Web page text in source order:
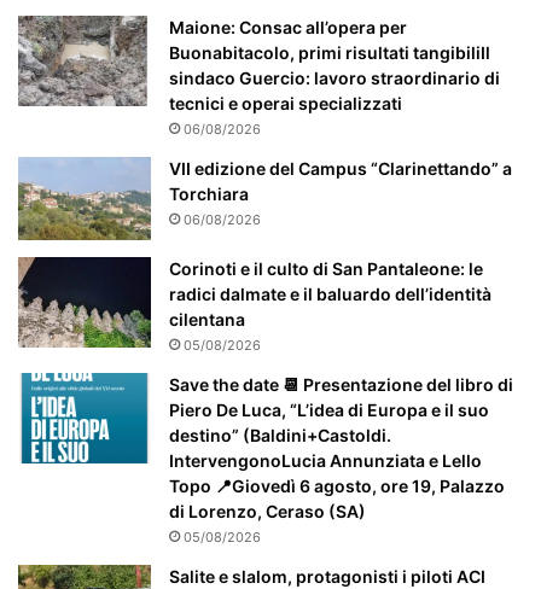
c
o
l
a
n
t
e
a
t
t
e
n
Maione: Consac all’opera per
Buonabitacolo, primi risultati tangibiliIl
sindaco Guercio: lavoro straordinario di
tecnici e operai specializzati
06/08/2026
VII edizione del Campus “Clarinettando” a
Torchiara
06/08/2026
Corinoti e il culto di San Pantaleone: le
radici dalmate e il baluardo dell’identità
cilentana
05/08/2026
Save the date 📆 Presentazione del libro di
Piero De Luca, “L’idea di Europa e il suo
destino” (Baldini+Castoldi.
IntervengonoLucia Annunziata e Lello
Topo 📍Giovedì 6 agosto, ore 19, Palazzo
di Lorenzo, Ceraso (SA)
05/08/2026
Salite e slalom, protagonisti i piloti ACI